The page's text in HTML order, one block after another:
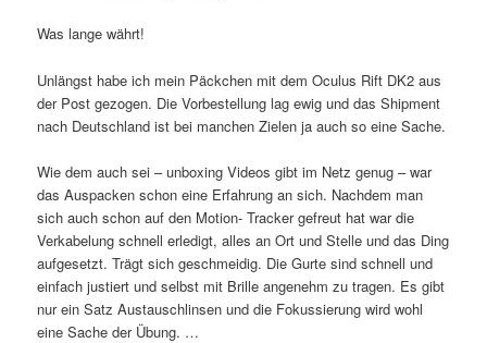
Was lange währt!
Unlängst habe ich mein Päckchen mit dem Oculus Rift DK2 aus
der Post gezogen. Die Vorbestellung lag ewig und das Shipment
nach Deutschland ist bei manchen Zielen ja auch so eine Sache.
Wie dem auch sei – unboxing Videos gibt im Netz genug – war
das Auspacken schon eine Erfahrung an sich. Nachdem man
sich auch schon auf den Motion- Tracker gefreut hat war die
Verkabelung schnell erledigt, alles an Ort und Stelle und das Ding
aufgesetzt. Trägt sich geschmeidig. Die Gurte sind schnell und
einfach justiert und selbst mit Brille angenehm zu tragen. Es gibt
nur ein Satz Austauschlinsen und die Fokussierung wird wohl
eine Sache der Übung. …